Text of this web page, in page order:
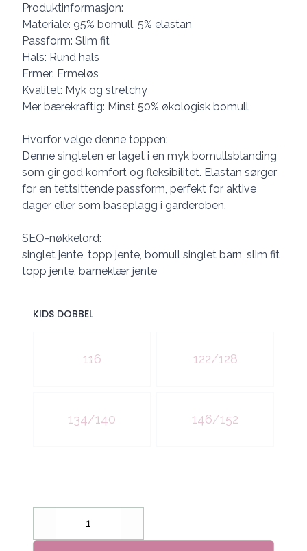
Produktinformasjon:
Materiale: 95% bomull, 5% elastan
Passform: Slim fit
Hals: Rund hals
Ermer: Ermeløs
Kvalitet: Myk og stretchy
Mer bærekraftig: Minst 50% økologisk bomull
Hvorfor velge denne toppen:
Denne singleten er laget i en myk bomullsblanding
som gir god komfort og fleksibilitet. Elastan sørger
for en tettsittende passform, perfekt for aktive
dager eller som baseplagg i garderoben.
SEO-nøkkelord:
singlet jente, topp jente, bomull singlet barn, slim fit
topp jente, barneklær jente
KIDS DOBBEL
116 122/128
134/140 146/152
Decrease